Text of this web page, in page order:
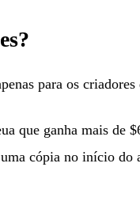
para os criadores
que ganha mais de
cópia no início do